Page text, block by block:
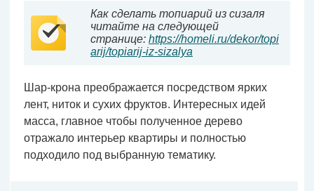
Как сделать топиарий из сизаля
читайте на следующей
странице: https://homeli.ru/dekor/topi
arij/topiarij-iz-sizalya
Шар-крона преображается посредством ярких
лент, ниток и сухих фруктов. Интересных идей
масса, главное чтобы полученное дерево
отражало интерьер квартиры и полностью
подходило под выбранную тематику.